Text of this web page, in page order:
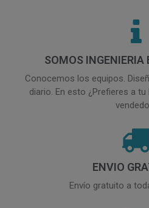
SOMOS INGENIERIA
Conocemos los equipos.
diario. En esto ¿Prefieres a
ENVIO
Envío gratuito a